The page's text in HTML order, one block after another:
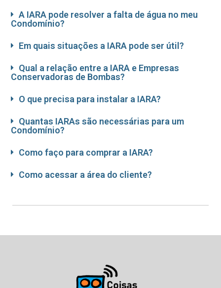
A IARA pode resolver a falta de água no meu
Condomínio?
Em quais situações a IARA pode ser útil?
Qual a relação entre a IARA e Empresas
Conservadoras de Bombas?
O que precisa para instalar a IARA?
Quantas IARAs são necessárias para um
Condomínio?
Como faço para comprar a IARA?
Como acessar a área do cliente?